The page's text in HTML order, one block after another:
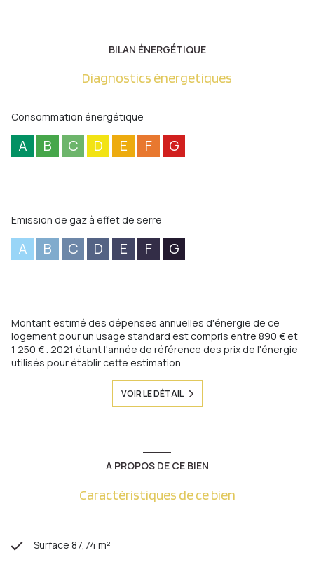
BILAN ÉNERGÉTIQUE
Diagnostics énergetiques
Consommation énergétique
A B C D E F G
Emission de gaz à effet de serre
A B C D E F G
Montant estimé des dépenses annuelles d'énergie de ce
logement pour un usage standard est compris entre 890 € et
1 250 € . 2021 étant l'année de référence des prix de l'énergie
utilisés pour établir cette estimation.
VOIR LE DÉTAIL
A PROPOS DE CE BIEN
Caractéristiques de ce bien
Surface 87,74 m²